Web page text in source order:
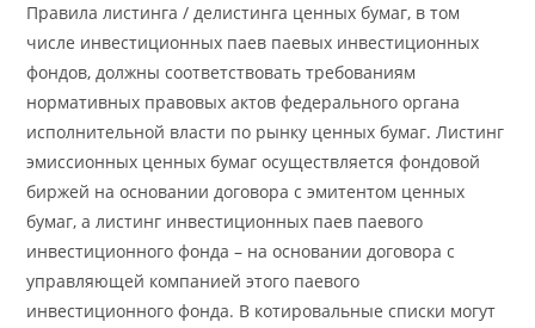
Правила листинга / делистинга ценных бумаг, в том
числе инвестиционных паев паевых инвестиционных
фондов, должны соответствовать требованиям
нормативных правовых актов федерального органа
исполнительной власти по рынку ценных бумаг. Листинг
эмиссионных ценных бумаг осуществляется фондовой
биржей на основании договора с эмитентом ценных
бумаг, а листинг инвестиционных паев паевого
инвестиционного фонда – на основании договора с
управляющей компанией этого паевого
инвестиционного фонда. В котировальные списки могут